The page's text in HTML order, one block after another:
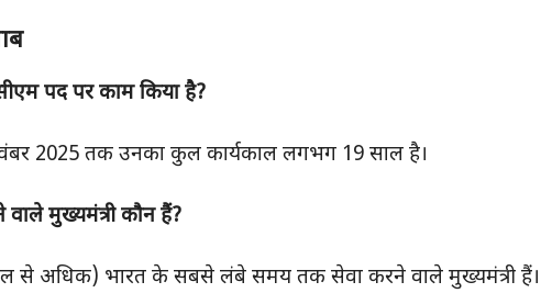
पद पर काम किया है?
2025 तक उनका कुल कार्यकाल लगभग 19 साल है।
मुख्यमंत्री कौन हैं?
से अधिक) भारत के सबसे लंबे समय तक सेवा करने वाले मुख्यमंत्री हैं।